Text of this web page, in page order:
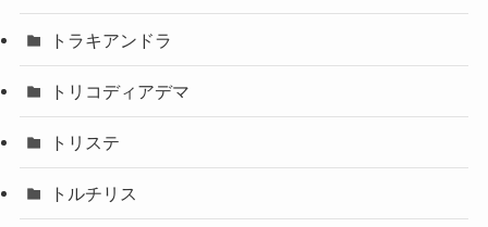
トラキアンドラ
トリコディアデマ
トリステ
トルチリス